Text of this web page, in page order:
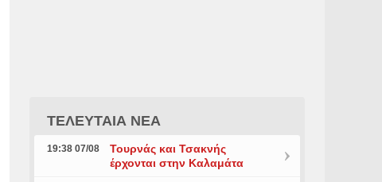
ΤΕΛΕΥΤΑΙΑ ΝΕΑ
19:38 07/08
Τουρνάς και Τσακνής
έρχονται στην Καλαμάτα